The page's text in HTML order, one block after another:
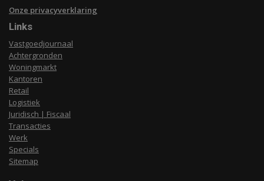
Onze privacyverklaring
Links
Vastgoedjournaal
Achtergronden
Woningmarkt
Kantoren
Retail
Logistiek
Juridisch | Fiscaal
Transacties
Werk
Specials
Sitemap